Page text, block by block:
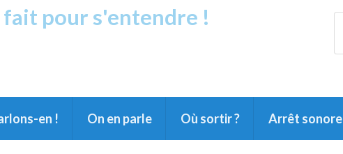
fait pour s'entendre !
en ! On en parle Où sortir ? Arrêt sonore